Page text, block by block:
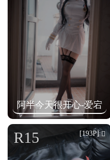
阿半今天很开心-爱宕
R15 [193P]